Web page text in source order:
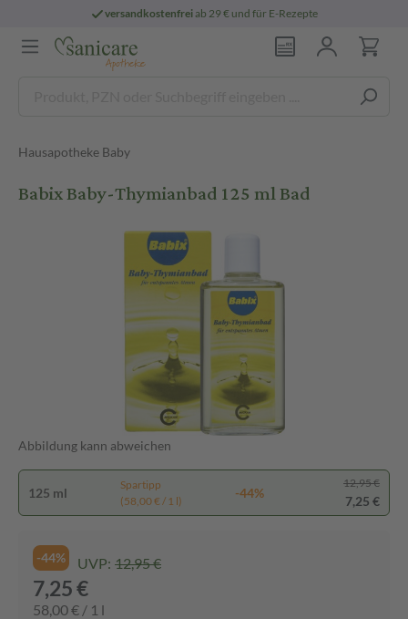
versandkostenfreiab 29 € und für E-Rezepte
Hausapotheke Baby
Babix Baby-Thymianbad 125 ml Bad
Abbildung kann abweichen
125 ml
Spartipp
(58,00 € / 1 l)
-44%
12,95 €
7,25 €
-44% UVP: 12,95 €
7,25 €
58,00 € / 1 l